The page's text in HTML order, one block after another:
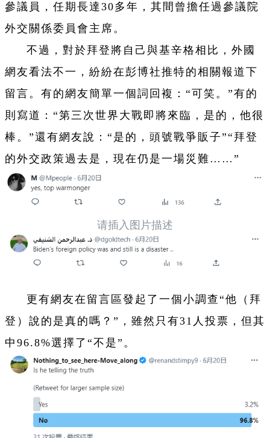
參議員，任期長達30多年，其間曾擔任過參議院
外交關係委員會主席。
不過，對於拜登將自己與基辛格相比，外國
網友看法不一，紛紛在彭博社推特的相關報道下
留言。有的網友簡單一個詞回複：“可笑。”有的
則寫道：“第三次世界大戰即將來臨，是的，他很
棒。”還有網友說：“是的，頭號戰爭販子”“拜登
的外交政策過去是，現在仍是一場災難……”
请插入图片描述
更有網友在留言區發起了一個小調查“他（拜
登）說的是真的嗎？”，雖然只有31人投票，但其
中96.8%選擇了“不是”。